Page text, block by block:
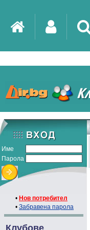
Име
Парола
• Нов потребител
• Забравена парола
Клубове